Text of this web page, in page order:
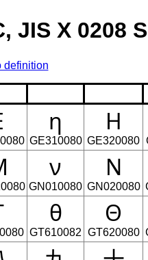
JIS X 0208
definition
η
GE310080
Η
GE320080
ν
GN010080
Ν
GN020080
θ
GT610082
Θ
GT620080